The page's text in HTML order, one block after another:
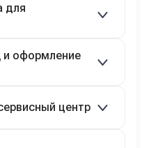
для
и оформление
центр